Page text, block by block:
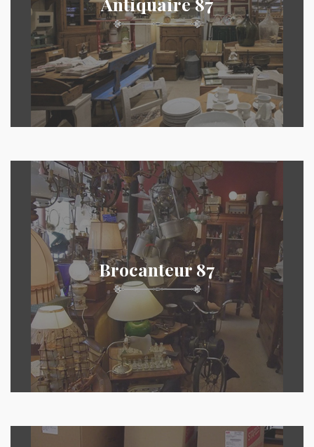
Brocanteur 87